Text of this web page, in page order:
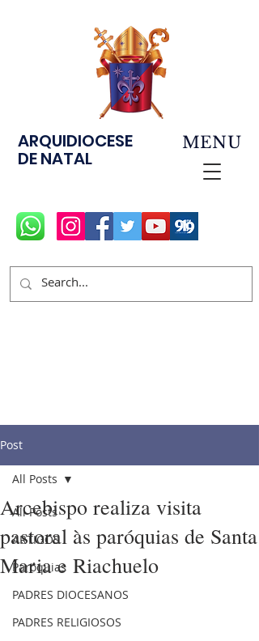
ARQUIDIOCESE
DE NATAL
MENU
Post
All Posts
ARTIGOS
Paróquias
PADRES DIOCESANOS
PADRES RELIGIOSOS
All Posts
Arcebispo realiza visita
pastoral às paróquias de Santa
Maria e Riachuelo